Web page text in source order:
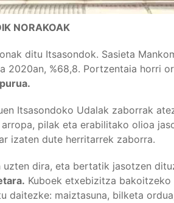
NORAKOAK
ditu Itsasondok. Sasieta
2020an, %68,8. Portzentaia horri
Itsasondoko Udalak zaborrak
pilak eta erabilitako olioa
izaten dute herritarrek zaborra.
uzten dira, eta bertatik jasotzen
Kuboek etxebizitza
daitezke: maiztasuna, bilketa